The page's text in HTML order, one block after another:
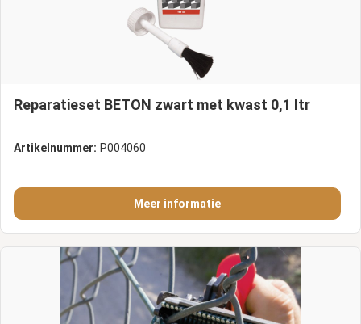
Reparatieset BETON zwart met kwast 0,1 ltr
Artikelnummer: P004060
Meer informatie